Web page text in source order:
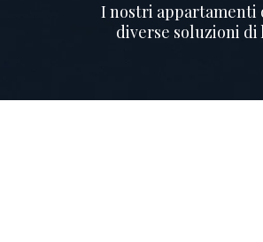
I nostri appartamenti
diverse soluzioni di